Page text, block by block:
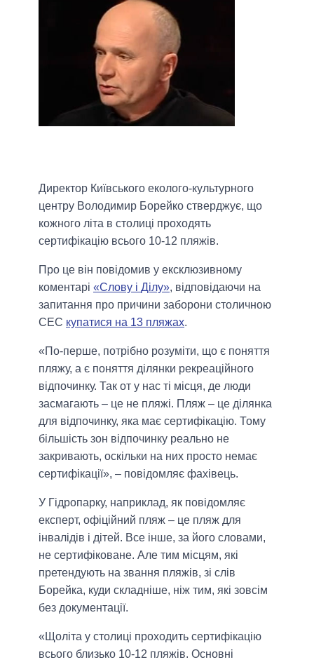
Директор Київського еколого-культурного
центру Володимир Борейко стверджує, що
кожного літа в столиці проходять
сертифікацію всього 10-12 пляжів.
Про це він повідомив у ексклюзивному
коментарі «Слову і Ділу», відповідаючи на
запитання про причини заборони столичною
СЕС купатися на 13 пляжах.
«По-перше, потрібно розуміти, що є поняття
пляжу, а є поняття ділянки рекреаційного
відпочинку. Так от у нас ті місця, де люди
засмагають – це не пляжі. Пляж – це ділянка
для відпочинку, яка має сертифікацію. Тому
більшість зон відпочинку реально не
закривають, оскільки на них просто немає
сертифікації», – повідомляє фахівець.
У Гідропарку, наприклад, як повідомляє
експерт, офіційний пляж – це пляж для
інвалідів і дітей. Все інше, за його словами,
не сертифіковане. Але тим місцям, які
претендують на звання пляжів, зі слів
Борейка, куди складніше, ніж тим, які зовсім
без документації.
«Щоліта у столиці проходить сертифікацію
всього близько 10-12 пляжів. Основні